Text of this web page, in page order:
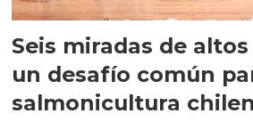
Seis miradas de
un desafío común
salmonicultura